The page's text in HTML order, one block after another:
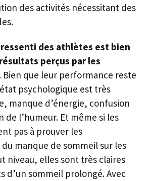
des activités nécessitant des
des athlètes est bien
perçus par les
. Bien que leur performance reste
psychologique est très
manque d’énergie, confusion
l’humeur. Et même si les
pas à prouver les
manque de sommeil sur les
niveau, elles sont très claires
d’un sommeil prolongé. Avec